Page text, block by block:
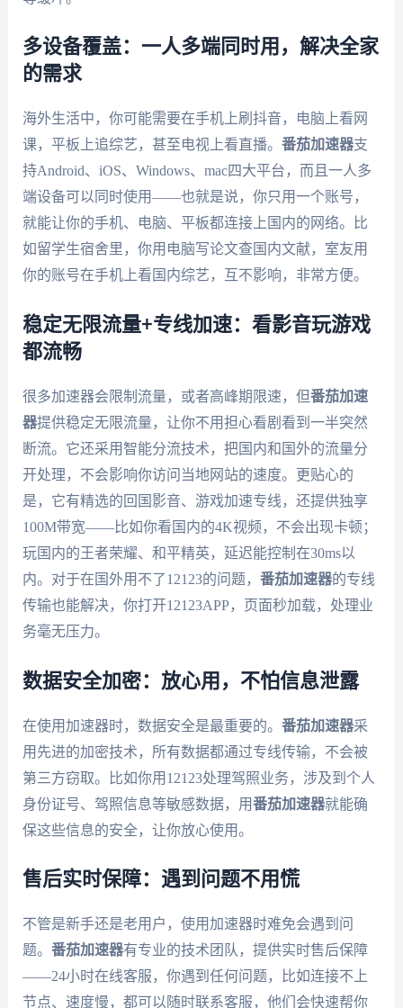
多设备覆盖：一人多端同时用，解决全家
的需求
海外生活中，你可能需要在手机上刷抖音，电脑上看网
课，平板上追综艺，甚至电视上看直播。 番茄加速器支
持Android、iOS、Windows、mac四大平台，而且一人多
端设备可以同时使用——也就是说，你只用一个账号，
就能让你的手机、电脑、平板都连接上国内的网络。比
如留学生宿舍里，你用电脑写论文查国内文献，室友用
你的账号在手机上看国内综艺，互不影响，非常方便。
稳定无限流量+专线加速：看影音玩游戏
都流畅
很多加速器会限制流量，或者高峰期限速，但番茄加速
器提供稳定无限流量，让你不用担心看剧看到一半突然
断流。它还采用智能分流技术，把国内和国外的流量分
开处理，不会影响你访问当地网站的速度。更贴心的
是，它有精选的回国影音、游戏加速专线，还提供独享
100M带宽——比如你看国内的4K视频，不会出现卡顿；
玩国内的王者荣耀、和平精英，延迟能控制在30ms以
内。对于在国外用不了12123的问题， 番茄加速器的专线
传输也能解决，你打开12123APP，页面秒加载，处理业
务毫无压力。
数据安全加密：放心用，不怕信息泄露
在使用加速器时，数据安全是最重要的。 番茄加速器采
用先进的加密技术，所有数据都通过专线传输，不会被
第三方窃取。比如你用12123处理驾照业务，涉及到个人
身份证号、驾照信息等敏感数据，用番茄加速器就能确
保这些信息的安全，让你放心使用。
售后实时保障：遇到问题不用慌
不管是新手还是老用户，使用加速器时难免会遇到问
题。 番茄加速器有专业的技术团队，提供实时售后保障
——24小时在线客服，你遇到任何问题，比如连接不上
节点、速度慢，都可以随时联系客服，他们会快速帮你